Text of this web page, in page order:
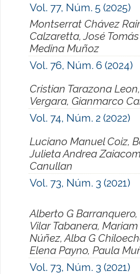
Vol. 77, Núm. 5 (2025)
Montserrat Chávez
Calzaretta, José
Medina Muñoz
Vol. 76, Núm. 6 (2024)
Cristian Tarazona
Vergara, Gianmarco
Vol. 74, Núm. 2 (2022)
Luciano Manuel Coiz,
Julieta Andrea
Canullan
Vol. 73, Núm. 3 (2021)
Alberto G
Vilar Tabanera,
Núñez, Alba G
Elena Payno, Paula
Vol. 73, Núm. 3 (2021)